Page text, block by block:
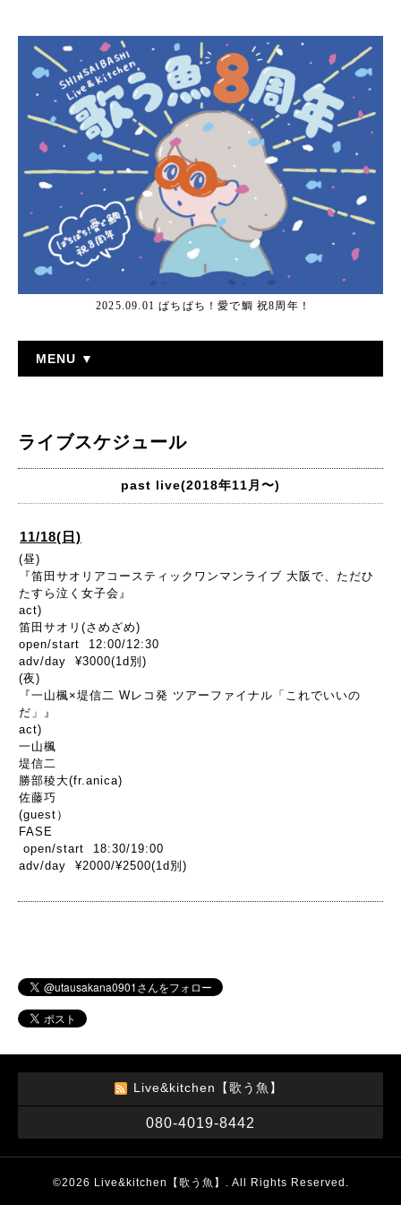
2025.09.01 ぱちぱち！愛で鯛 祝8周年！
MENU ▼
ライブスケジュール
past live(2018年11月〜)
11/18(日)
(昼)
『笛田サオリアコースティックワンマンライブ 大阪で、ただひ
たすら泣く女子会』
act)
笛田サオリ(さめざめ)
open/start 12:00/12:30
adv/day ¥3000(1d別)
(夜)
『一山楓×堤信二 Wレコ発 ツアーファイナル「これでいいの
だ」』
act)
一山楓
堤信二
勝部稜大(fr.anica)
佐藤巧
(guest）
FASE
open/start 18:30/19:00
adv/day ¥2000/¥2500(1d別)
Live&kitchen【歌う魚】
080-4019-8442
©2026 Live&kitchen【歌う魚】 . All Rights Reserved.